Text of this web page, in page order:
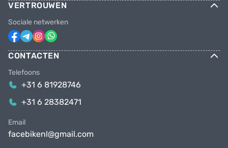
VERTROUWEN
Sociale netwerken
CONTACTEN
Telefoons
+31 6 81928746
+31 6 28382471
Email
facebikenl@gmail.com